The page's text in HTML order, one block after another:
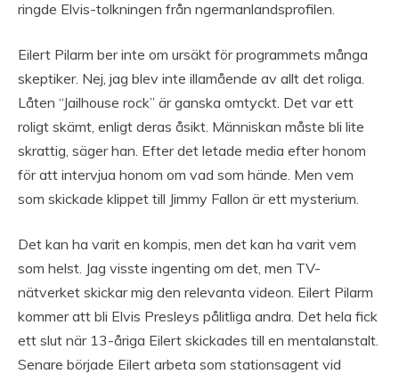
ringde Elvis-tolkningen från ngermanlandsprofilen.
Eilert Pilarm ber inte om ursäkt för programmets många
skeptiker. Nej, jag blev inte illamående av allt det roliga.
Låten “Jailhouse rock” är ganska omtyckt. Det var ett
roligt skämt, enligt deras åsikt. Människan måste bli lite
skrattig, säger han. Efter det letade media efter honom
för att intervjua honom om vad som hände. Men vem
som skickade klippet till Jimmy Fallon är ett mysterium.
Det kan ha varit en kompis, men det kan ha varit vem
som helst. Jag visste ingenting om det, men TV-
nätverket skickar mig den relevanta videon. Eilert Pilarm
kommer att bli Elvis Presleys pålitliga andra. Det hela fick
ett slut när 13-åriga Eilert skickades till en mentalanstalt.
Senare började Eilert arbeta som stationsagent vid